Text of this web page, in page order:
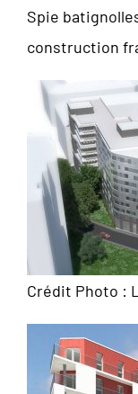
Spie
construction
Crédit Photo :